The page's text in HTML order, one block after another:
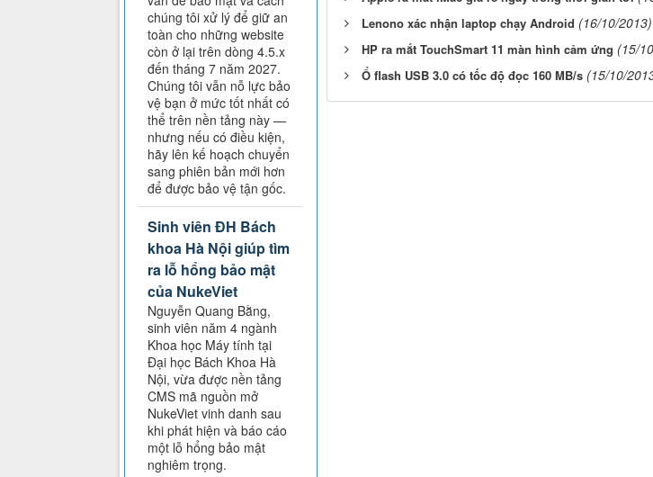
Lenono xác nhận laptop chạy Android (16/10/2013)
HP ra mắt TouchSmart 11 màn hình cảm ứng (15/
Ổ flash USB 3.0 có tốc độ đọc 160 MB/s (15/10/
chúng tôi xử lý để giữ an
toàn cho những website
còn ở lại trên dòng 4.5.x
đến tháng 7 năm 2027.
Chúng tôi vẫn nỗ lực bảo
vệ bạn ở mức tốt nhất có
thể trên nền tảng này —
nhưng nếu có điều kiện,
hãy lên kế hoạch chuyển
sang phiên bản mới hơn
để được bảo vệ tận gốc.
Sinh viên ĐH Bách
khoa Hà Nội giúp tìm
ra lỗ hổng bảo mật
của NukeViet
Nguyễn Quang Bằng,
sinh viên năm 4 ngành
Khoa học Máy tính tại
Đại học Bách Khoa Hà
Nội, vừa được nền tảng
CMS mã nguồn mở
NukeViet vinh danh sau
khi phát hiện và báo cáo
một lỗ hổng bảo mật
nghiêm trọng.